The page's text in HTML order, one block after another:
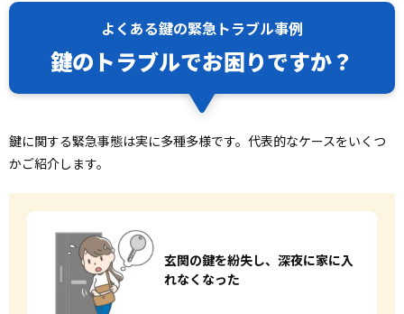
よくある鍵の緊急トラブル事例
鍵のトラブルでお困りですか？
鍵に関する緊急事態は実に多種多様です。代表的なケースをいくつ
かご紹介します。
玄関の鍵を紛失し、 深夜に家に入
れなくなった